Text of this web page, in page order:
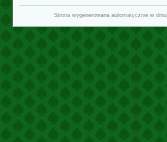
Strona wygenerowana automatycznie w dniu